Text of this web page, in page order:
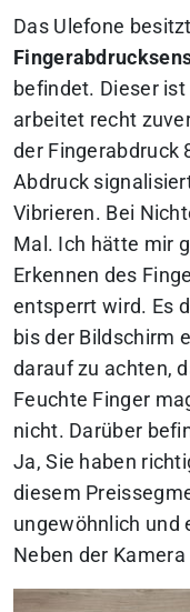
Das Ulefone
befindet. Dieser
arbeitet recht
der Fingerabdruck
Abdruck
Vibrieren. Bei
Mal. Ich hätte mir
Erkennen des
entsperrt wird. Es
bis der Bildschirm
darauf zu achten,
Feuchte Finger
nicht. Darüber
Ja, Sie haben
diesem
ungewöhnlich und
Neben der